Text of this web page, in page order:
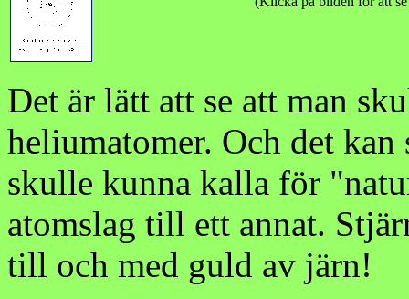
Det är lätt att se att man
heliumatomer. Och det
skulle kunna kalla för
atomslag till ett annat.
till och med guld av järn!